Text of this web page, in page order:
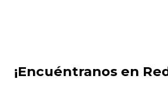
¡Encuéntranos en